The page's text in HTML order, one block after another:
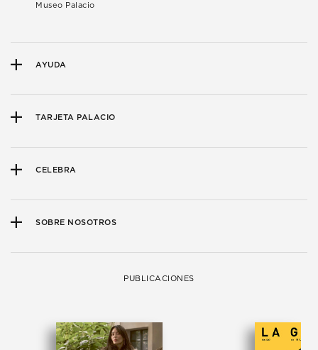
Museo Palacio
AYUDA
TARJETA PALACIO
CELEBRA
SOBRE NOSOTROS
PUBLICACIONES